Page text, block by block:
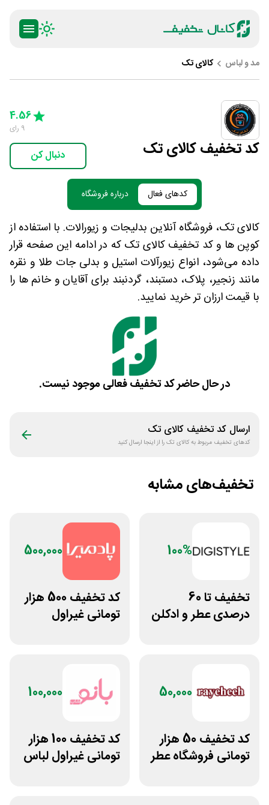
مد و لباس کالای تک
کد تخفیف کالای تک
3 Stars
4 Stars
5 Stars
4.56
9 رای
دنبال کن
کدهای فعال درباره فروشگاه
کالای تک، فروشگاه آنلاین بدلیجات و زیورالات. با استفاده از
کوپن ها و کد تخفیف کالای تک که در ادامه این صفحه قرار
داده می‌شود، انواع زیورآلات استیل و بدلی جات طلا و نقره
مانند زنجیر، پلاک، دستبند، گردنبند برای آقایان و خانم ها را
با قیمت ارزان تر خرید نمایید.
در حال حاضر کد تخفیف فعالی موجود نیست.
ارسال کد تخفیف کالای تک
کدهای تخفیف مربوط بهکالای تکرا از اینجا ارسال کنید
تخفیف‌های مشابه
100%
تخفیف تا 60
درصدی عطر و ادکلن
500,000
کد تخفیف 500 هزار
تومانی غیراول
50,000
کد تخفیف 50 هزار
تومانی فروشگاه عطر
100,000
کد تخفیف 100 هزار
تومانی غیراول لباس